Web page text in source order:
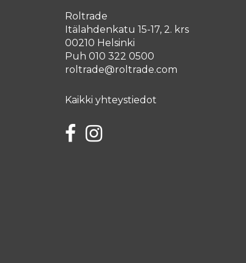
Roltrade
Itälahdenkatu 15-17, 2. krs
00210 Helsinki
Puh 010 322 0500
roltrade@roltrade.com
Kaikki yhteystiedot
FacebookInstagram